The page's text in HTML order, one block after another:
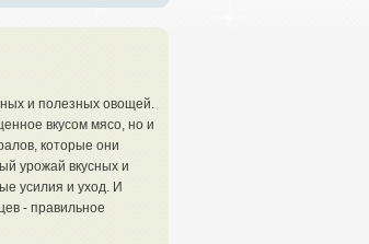
и полезных овощей.
вкусом мясо, но и
которые они
урожай вкусных и
усилия и уход. И
- правильное